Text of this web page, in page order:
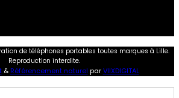
de téléphones portables toutes marques à Lille.
Reproduction interdite.
& Référencement naturel parVIIXDIGITAL